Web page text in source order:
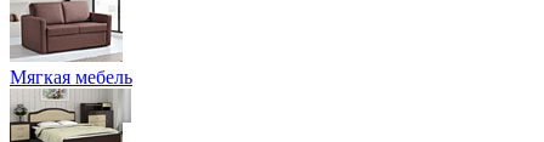
Мягкая мебель